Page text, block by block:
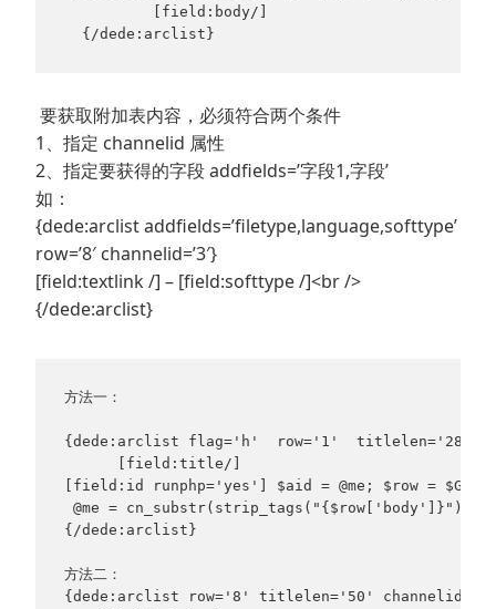
          [field:body/]
  {/dede:arclist}
要获取附加表内容，必须符合两个条件
1、指定 channelid 属性
2、指定要获得的字段 addfields=’字段1,字段’
如：
{dede:arclist addfields=’filetype,language,softtype’
row=’8′ channelid=’3′}
[field:textlink /] – [field:softtype /]<br />
{/dede:arclist}
方法一：
{dede:arclist flag='h'  row='1'  titlelen='28'}
      [field:title/]
[field:id runphp='yes'] $aid = @me; $row =
@me =
{/dede:arclist}
方法二：
{dede:arclist row='8' titlelen='50'